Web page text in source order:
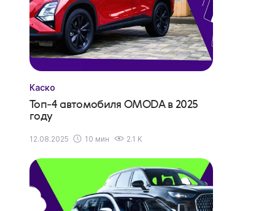
Каско
Топ-4 автомобиля OMODA в 2025
году
12.08.2025 10 мин 2.1 K